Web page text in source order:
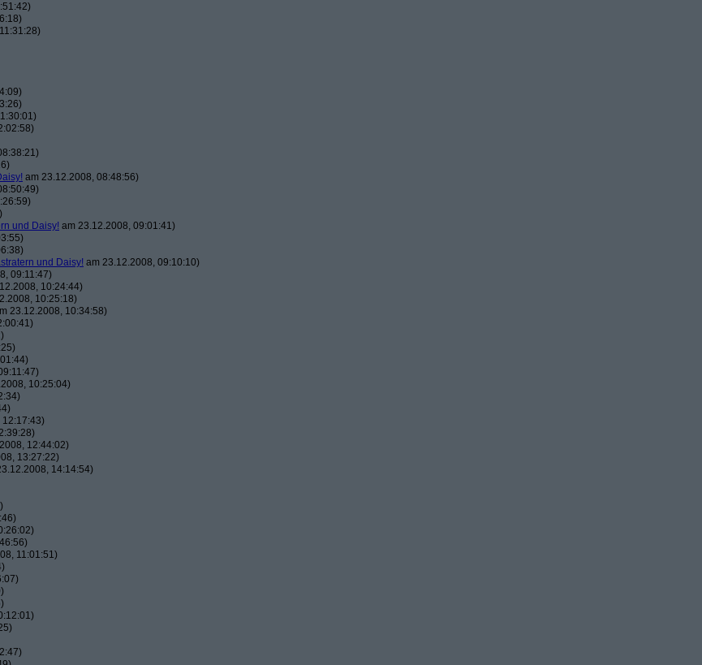
am 23.12.2008, 08:48:56)
und Daisy! am 23.12.2008, 09:01:41)
und Daisy! am 23.12.2008, 09:10:10)
09:11:47)
10:24:44)
10:25:18)
23.12.2008, 10:34:58)
10:25:04)
12:44:02)
13:27:22)
14:14:54)
11:01:51)